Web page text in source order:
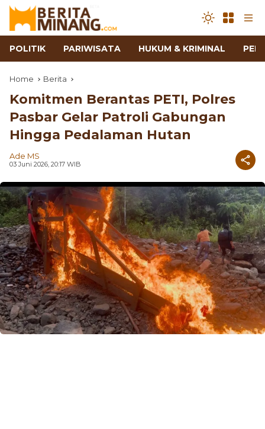
POLITIK PARIWISATA HUKUM & KRIMINAL
Home Berita
Komitmen Berantas PETI, Polres
Pasbar Gelar Patroli Gabungan
Hingga Pedalaman Hutan
Ade MS
03 Juni 2026, 20:17 WIB